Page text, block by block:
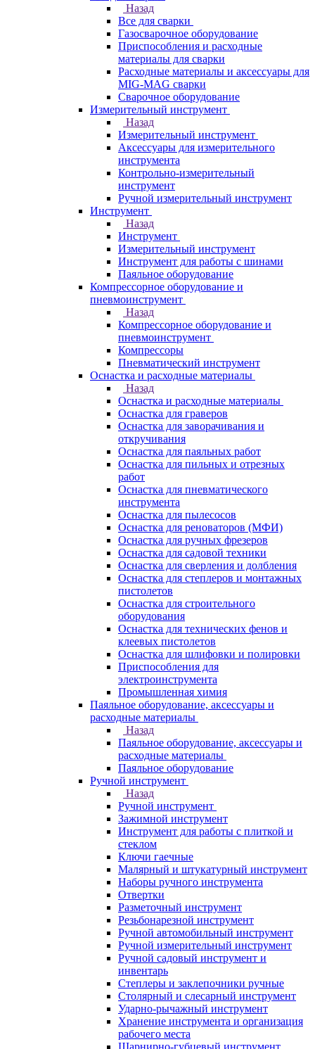
Назад
Все для сварки
Газосварочное оборудование
Приспособления и расходные
материалы для сварки
Расходные материалы и аксессуары для
MIG-MAG сварки
Сварочное оборудование
Измерительный инструмент
Назад
Измерительный инструмент
Аксессуары для измерительного
инструмента
Контрольно-измерительный
инструмент
Ручной измерительный инструмент
Инструмент
Назад
Инструмент
Измерительный инструмент
Инструмент для работы с шинами
Паяльное оборудование
Компрессорное оборудование и
пневмоинструмент
Назад
Компрессорное оборудование и
пневмоинструмент
Компрессоры
Пневматический инструмент
Оснастка и расходные материалы
Назад
Оснастка и расходные материалы
Оснастка для граверов
Оснастка для заворачивания и
откручивания
Оснастка для паяльных работ
Оснастка для пильных и отрезных
работ
Оснастка для пневматического
инструмента
Оснастка для пылесосов
Оснастка для реноваторов (МФИ)
Оснастка для ручных фрезеров
Оснастка для садовой техники
Оснастка для сверления и долбления
Оснастка для степлеров и монтажных
пистолетов
Оснастка для строительного
оборудования
Оснастка для технических фенов и
клеевых пистолетов
Оснастка для шлифовки и полировки
Приспособления для
электроинструмента
Промышленная химия
Паяльное оборудование, аксессуары и
расходные материалы
Назад
Паяльное оборудование, аксессуары и
расходные материалы
Паяльное оборудование
Ручной инструмент
Назад
Ручной инструмент
Зажимной инструмент
Инструмент для работы с плиткой и
стеклом
Ключи гаечные
Малярный и штукатурный инструмент
Наборы ручного инструмента
Отвертки
Разметочный инструмент
Резьбонарезной инструмент
Ручной автомобильный инструмент
Ручной измерительный инструмент
Ручной садовый инструмент и
инвентарь
Степлеры и заклепочники ручные
Столярный и слесарный инструмент
Ударно-рычажный инструмент
Хранение инструмента и организация
рабочего места
Шарнирно-губцевый инструмент